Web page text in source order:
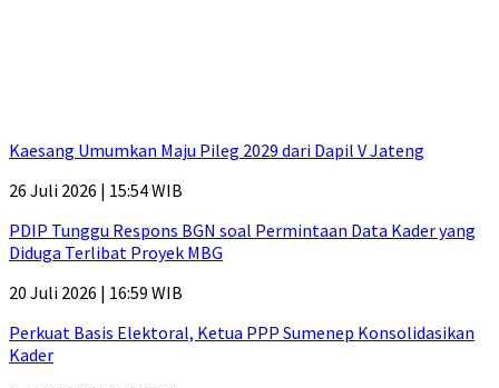
Kaesang Umumkan Maju Pileg 2029 dari Dapil V Jateng
26 Juli 2026 | 15:54 WIB
PDIP Tunggu Respons BGN soal Permintaan Data Kader yang
Diduga Terlibat Proyek MBG
20 Juli 2026 | 16:59 WIB
Perkuat Basis Elektoral, Ketua PPP Sumenep Konsolidasikan
Kader